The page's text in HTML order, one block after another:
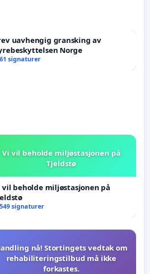
uavhengig gransking av
Norge
61 signaturer
Vi vil beholde miljøstasjonen på
Tjeldstø
vil beholde miljøstasjonen på
549 signaturer
nå! Stortingets vedtak om
rehabiliteringstilbud må ikke
forkastes.